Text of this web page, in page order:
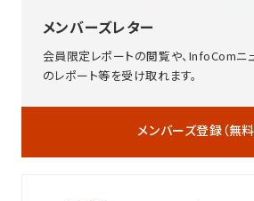
メンバーズレター
会員限定レポートの閲覧や、InfoComニ
のレポート等を受け取れます。
メンバーズ登録（無料